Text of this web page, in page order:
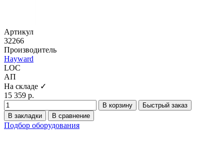
Артикул
32266
Производитель
Hayward
LOC
АП
На складе ✓
15 359 р.
В корзину
Быстрый заказ
В закладки
В сравнение
Подбор оборудования